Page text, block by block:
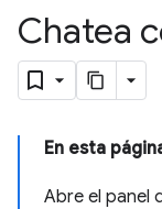
Chatea
En esta
Abre el panel